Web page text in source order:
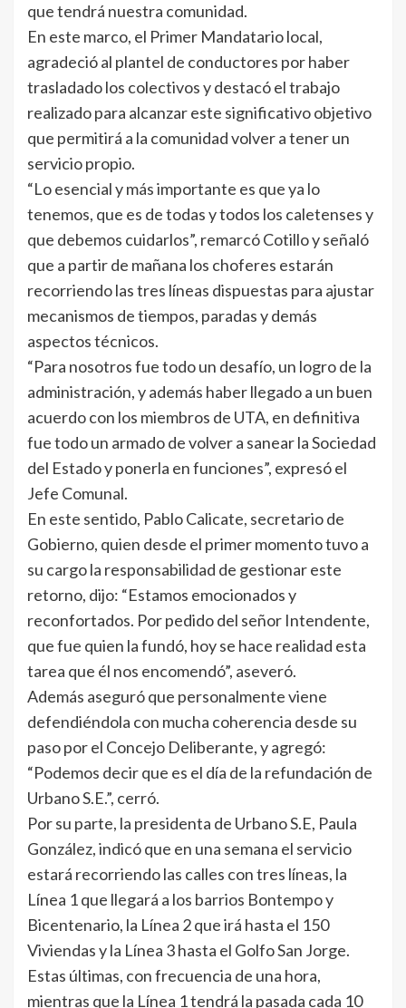
que tendrá nuestra comunidad.
En este marco, el Primer Mandatario local,
agradeció al plantel de conductores por haber
trasladado los colectivos y destacó el trabajo
realizado para alcanzar este significativo objetivo
que permitirá a la comunidad volver a tener un
servicio propio.
“Lo esencial y más importante es que ya lo
tenemos, que es de todas y todos los caletenses y
que debemos cuidarlos”, remarcó Cotillo y señaló
que a partir de mañana los choferes estarán
recorriendo las tres líneas dispuestas para ajustar
mecanismos de tiempos, paradas y demás
aspectos técnicos.
“Para nosotros fue todo un desafío, un logro de la
administración, y además haber llegado a un buen
acuerdo con los miembros de UTA, en definitiva
fue todo un armado de volver a sanear la Sociedad
del Estado y ponerla en funciones”, expresó el
Jefe Comunal.
En este sentido, Pablo Calicate, secretario de
Gobierno, quien desde el primer momento tuvo a
su cargo la responsabilidad de gestionar este
retorno, dijo: “Estamos emocionados y
reconfortados. Por pedido del señor Intendente,
que fue quien la fundó, hoy se hace realidad esta
tarea que él nos encomendó”, aseveró.
Además aseguró que personalmente viene
defendiéndola con mucha coherencia desde su
paso por el Concejo Deliberante, y agregó:
“Podemos decir que es el día de la refundación de
Urbano S.E.”, cerró.
Por su parte, la presidenta de Urbano S.E, Paula
González, indicó que en una semana el servicio
estará recorriendo las calles con tres líneas, la
Línea 1 que llegará a los barrios Bontempo y
Bicentenario, la Línea 2 que irá hasta el 150
Viviendas y la Línea 3 hasta el Golfo San Jorge.
Estas últimas, con frecuencia de una hora,
mientras que la Línea 1 tendrá la pasada cada 10